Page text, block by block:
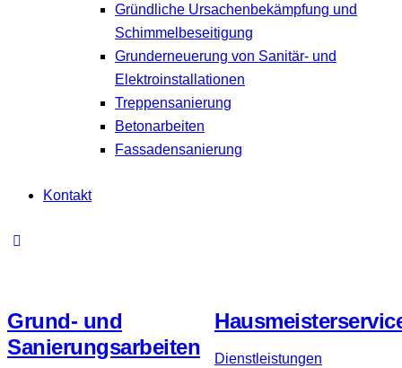
Gründliche Ursachenbekämpfung und
Schimmelbeseitigung
Grunderneuerung von Sanitär- und
Elektroinstallationen
Treppensanierung
Betonarbeiten
Fassadensanierung
Kontakt
Grund- und
Sanierungsarbeiten
Dienstleistungen